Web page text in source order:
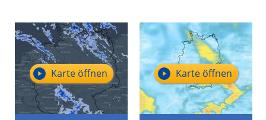
Karte öffnen Karte öffnen